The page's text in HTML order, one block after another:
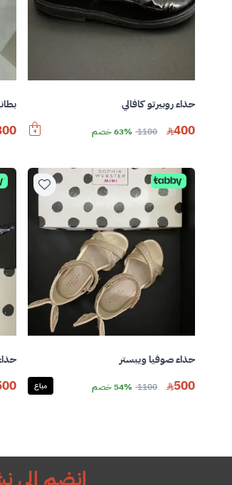
حذاء روبيرتو كافالي
400
1100 63% خصم
حذاء صوفيا ويبستر
500
1100 54% خصم مباع